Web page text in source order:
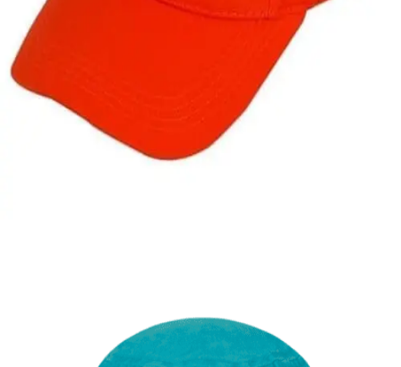
ΑΝΔΡΙΚΑ ΚΑΠΕΛΑ
Τζόκευ καπέλο μονόχρωμο